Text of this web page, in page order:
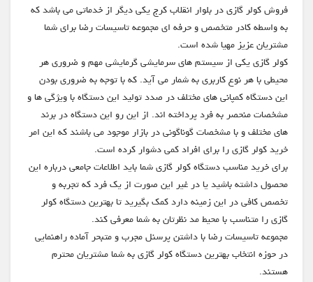
فروش کولر گازی در بلوار انقلاب کرج یکی دیگر از خدماتی می باشد که
به واسطه کادر متخصص و حرفه ای مجموعه تاسیسات رضا برای شما
مشتریان عزیز مهیا شده است.
کولر گازی یکی از سیستم های سرمایشی گرمایشی مهم و ضروری هر
محیطی با هر نوع کاربری به شمار می آید. که با توجه به ضروری بودن
این دستگاه کمپانی های مختلف در صدد تولید این دستگاه با ویژگی ها و
مشخصات منحصر به فرد پرداخته اند. از این رو این دستگاه در برند
های مختلف و با مشخصات گوناگونی در بازار موجود می باشند که این امر
خرید کولر گازی را برای افراد کمی دشوار کرده است.
برای خرید مناسب دستگاه کولر گازی شما باید اطلاعات جامعی درباره این
محصول داشته باشید یا در غیر این صورت از یک فرد که تجربه و
تخصص کافی در این زمینه دارد کمک بگیرید تا بهترین دستگاه کولر
گازی را متناسب با محیط مد نظرتان به شما معرفی کند.
مجموعه تاسیسات رضا با داشتن پرسنل مجرب و متبحر آماده راهنمایی
در حوزه انتخاب بهترین دستگاه کولر گازی به شما مشتریان محترم
هستند.